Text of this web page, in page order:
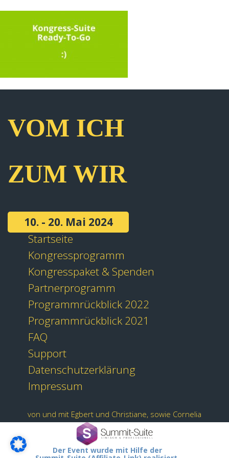
VOM ICH
ZUM WIR
10. - 20. Mai 2024
Startseite
Kongressprogramm
Kongresspaket & Spenden
Partnerprogramm
Programmrückblick 2022
Programmrückblick 2021
FAQ
Support
Datenschutzerklärung
Impressum
von und mit Egbert und Christiane, sowie Cornelia
Der Event wurde mit Hilfe der